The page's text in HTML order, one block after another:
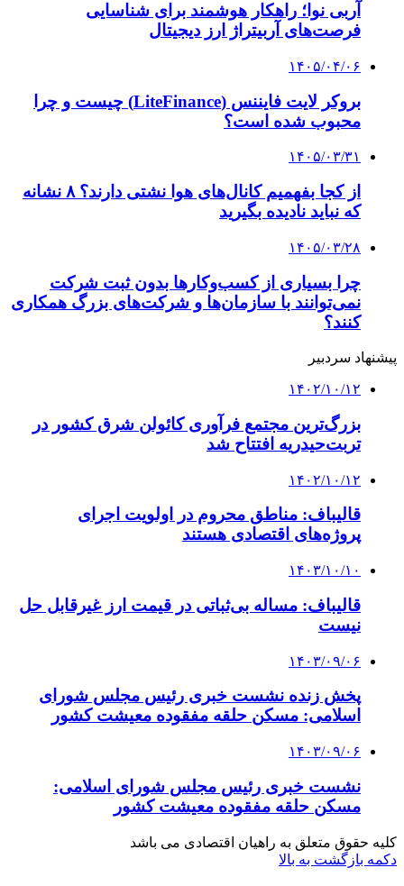
آربی نوا؛ راهکار هوشمند برای شناسایی
فرصت‌های آربیتراژ ارز دیجیتال
۱۴۰۵/۰۴/۰۶
بروکر لایت فایننس (LiteFinance) چیست و چرا
محبوب شده است؟
۱۴۰۵/۰۳/۳۱
از کجا بفهمیم کانال‌های هوا نشتی دارند؟ ۸ نشانه
که نباید نادیده بگیرید
۱۴۰۵/۰۳/۲۸
چرا بسیاری از کسب‌وکارها بدون ثبت شرکت
نمی‌توانند با سازمان‌ها و شرکت‌های بزرگ همکاری
کنند؟
پیشنهاد سردبیر
۱۴۰۲/۱۰/۱۲
بزرگ‌ترین مجتمع فرآوری کائولن شرق کشور در
تربت‌حیدریه افتتاح شد
۱۴۰۲/۱۰/۱۲
قالیباف: مناطق محروم در اولویت اجرای
پروژه‌های اقتصادی هستند
۱۴۰۳/۱۰/۱۰
قالیباف: مساله بی‌ثباتی در قیمت ارز غیرقابل حل
نیست
۱۴۰۳/۰۹/۰۶
پخش زنده نشست خبری رئیس مجلس شورای
اسلامی: مسکن حلقه مفقوده معیشت کشور
۱۴۰۳/۰۹/۰۶
نشست خبری رئیس مجلس شورای اسلامی:
مسکن حلقه مفقوده معیشت کشور
کلیه حقوق متعلق به راهیان اقتصادی می باشد
دکمه بازگشت به بالا